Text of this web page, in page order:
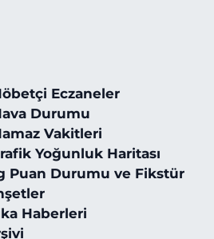
Eczaneler
Durumu
Vakitleri
Yoğunluk Haritası
Puan Durumu ve Fikstür
Haberleri